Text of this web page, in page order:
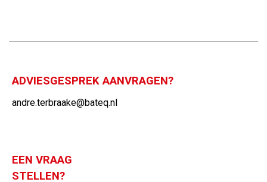
ADVIESGESPREK AANVRAGEN?
andre.terbraake@bateq.nl
EEN VRAAG
STELLEN?